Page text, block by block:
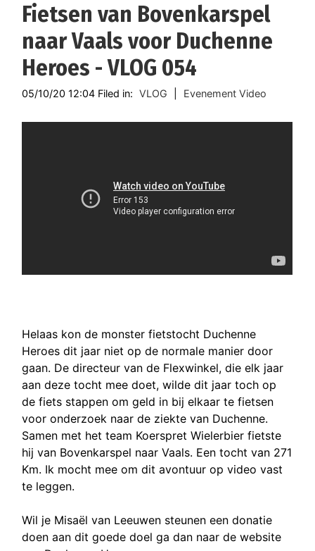
Fietsen van Bovenkarspel
naar Vaals voor Duchenne
Heroes - VLOG 054
05/10/20 12:04 Filed in: VLOG Evenement Video
Helaas kon de monster fietstocht Duchenne
Heroes dit jaar niet op de normale manier door
gaan. De directeur van de Flexwinkel, die elk jaar
aan deze tocht mee doet, wilde dit jaar toch op
de fiets stappen om geld in bij elkaar te fietsen
voor onderzoek naar de ziekte van Duchenne.
Samen met het team Koerspret Wielerbier fietste
hij van Bovenkarspel naar Vaals. Een tocht van 271
Km. Ik mocht mee om dit avontuur op video vast
te leggen.
Wil je Misaël van Leeuwen steunen een donatie
doen aan dit goede doel ga dan naar de website